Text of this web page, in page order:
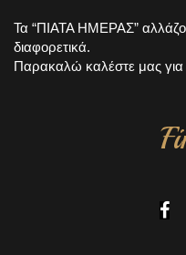
Τα “ΠΙΑΤΑ ΗΜΕΡΑΣ”
διαφορετικά.
Παρακαλώ καλέστε μας για